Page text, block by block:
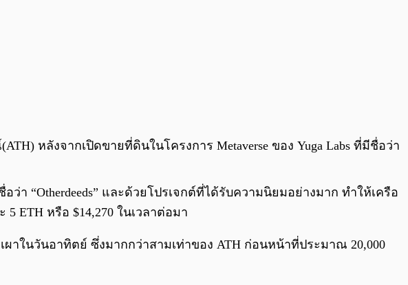
/ 0:00
หลังจากเปิดขายที่ดินในโครงการ Metaverse ของ Yuga Labs ที่มีชื่อว่า
อว่า “Otherdeeds” และด้วยโปรเจกต์ที่ได้รับความนิยมอย่างมาก ทำให้เครือ
ETH หรือ $14,270 ในเวลาต่อมา
ผาในวันอาทิตย์ ซึ่งมากกว่าสามเท่าของ ATH ก่อนหน้าที่ประมาณ 20,000